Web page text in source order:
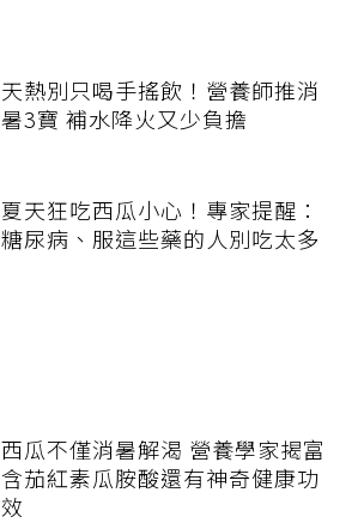
天熱別只喝手搖飲！營養師推消
暑3寶 補水降火又少負擔
夏天狂吃西瓜小心！專家提醒：
糖尿病、服這些藥的人別吃太多
西瓜不僅消暑解渴 營養學家揭富
含茄紅素瓜胺酸還有神奇健康功
效